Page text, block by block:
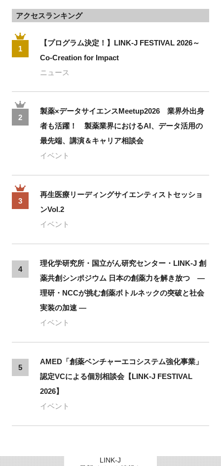
アクセスランキング
1
【プログラム決定！】LINK-J FESTIVAL 2026～
Co-Creation for Impact
ニュース
2
製薬×データサイエンスMeetup2026 業界外出身
者も活躍！ 製薬業界におけるAI、データ活用の
最先端、講演＆キャリア相談会
イベント
3
再生医療リーディングサイエンティストセッショ
ンVol.2
イベント
4
理化学研究所・国立がん研究センター・LINK-J 創
薬共創シンポジウム 日本の創薬力を解き放つ ―
理研・NCCが挑む創薬ボトルネックの突破と社会
実装の加速 ―
イベント
5
AMED「創薬ベンチャーエコシステム強化事業」
認定VCによる個別相談会【LINK-J FESTIVAL
2026】
イベント
LINK-J